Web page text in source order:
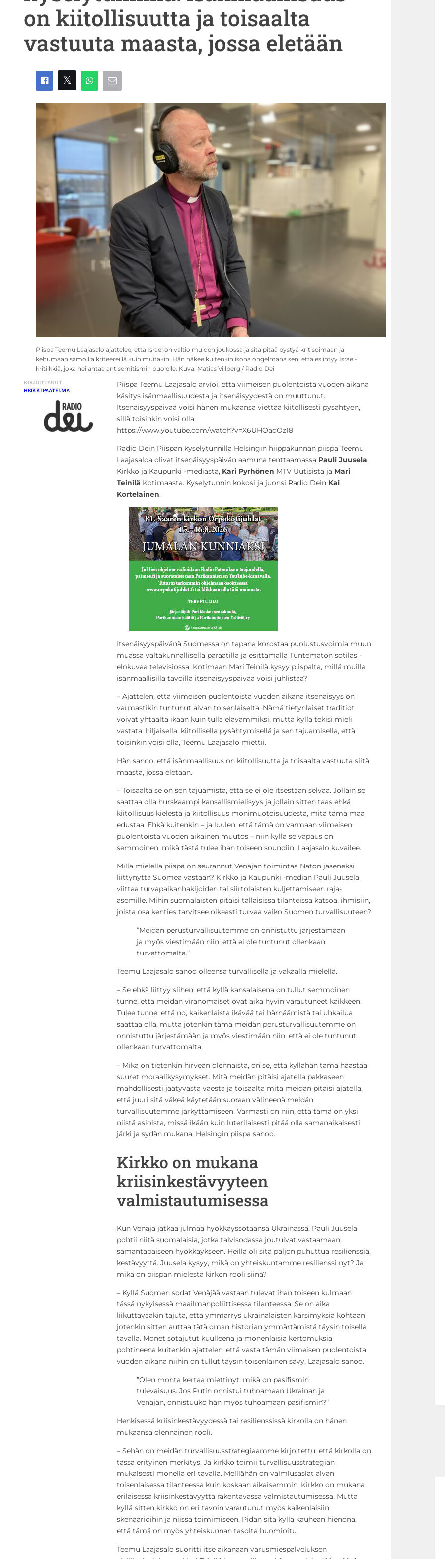
on kiitollisuutta ja toisaalta
vastuuta maasta, jossa eletään
Piispa Teemu Laajasalo ajattelee, että Israel on valtio muiden joukossa ja sitä pitää pystyä kritisoimaan ja
kehumaan samoilla kriteereillä kuin muitakin. Hän näkee kuitenkin isona ongelmana sen, että esiintyy Israel-
kritiikkiä, joka heilahtaa antisemitismin puolelle. Kuva: Matias Villberg / Radio Dei
KIRJOITTANUT
HEIKKI PAATELMA
Piispa Teemu Laajasalo arvioi, että viimeisen puolentoista vuoden aikana
käsitys isänmaallisuudesta ja itsenäisyydestä on muuttunut.
Itsenäisyyspäivää voisi hänen mukaansa viettää kiitollisesti pysähtyen,
sillä toisinkin voisi olla.
https://www.youtube.com/watch?v=X6UHQadOz18
Radio Dein Piispan kyselytunnilla Helsingin hiippakunnan piispa Teemu
Laajasaloa olivat itsenäisyyspäivän aamuna tenttaamassa Pauli Juusela
Kirkko ja Kaupunki -mediasta, Kari Pyrhönen MTV Uutisista ja Mari
Teinilä Kotimaasta. Kyselytunnin kokosi ja juonsi Radio Dein Kai
Kortelainen.
Itsenäisyyspäivänä Suomessa on tapana korostaa puolustusvoimia muun
muassa valtakunnallisella paraatilla ja esittämällä Tuntematon sotilas -
elokuvaa televisiossa. Kotimaan Mari Teinilä kysyy piispalta, millä muilla
isänmaallisilla tavoilla itsenäisyyspäivää voisi juhlistaa?
– Ajattelen, että viimeisen puolentoista vuoden aikana itsenäisyys on
varmastikin tuntunut aivan toisenlaiselta. Nämä tietynlaiset traditiot
voivat yhtäältä ikään kuin tulla elävämmiksi, mutta kyllä tekisi mieli
vastata: hiljaisella, kiitollisella pysähtymisellä ja sen tajuamisella, että
toisinkin voisi olla, Teemu Laajasalo miettii.
Hän sanoo, että isänmaallisuus on kiitollisuutta ja toisaalta vastuuta siitä
maasta, jossa eletään.
– Toisaalta se on sen tajuamista, että se ei ole itsestään selvää. Jollain se
saattaa olla hurskaampi kansallismielisyys ja jollain sitten taas ehkä
kiitollisuus kielestä ja kiitollisuus monimuotoisuudesta, mitä tämä maa
edustaa. Ehkä kuitenkin – ja luulen, että tämä on varmaan viimeisen
puolentoista vuoden aikainen muutos – niin kyllä se vapaus on
semmoinen, mikä tästä tulee ihan toiseen soundiin, Laajasalo kuvailee.
Millä mielellä piispa on seurannut Venäjän toimintaa Naton jäseneksi
liittynyttä Suomea vastaan? Kirkko ja Kaupunki -median Pauli Juusela
viittaa turvapaikanhakijoiden tai siirtolaisten kuljettamiseen raja-
asemille. Mihin suomalaisten pitäisi tällaisissa tilanteissa katsoa, ihmisiin,
joista osa kenties tarvitsee oikeasti turvaa vaiko Suomen turvallisuuteen?
”Meidän perusturvallisuutemme on onnistuttu järjestämään
ja myös viestimään niin, että ei ole tuntunut ollenkaan
turvattomalta.”
Teemu Laajasalo sanoo olleensa turvallisella ja vakaalla mielellä.
– Se ehkä liittyy siihen, että kyllä kansalaisena on tullut semmoinen
tunne, että meidän viranomaiset ovat aika hyvin varautuneet kaikkeen.
Tulee tunne, että no, kaikenlaista ikävää tai härnäämistä tai uhkailua
saattaa olla, mutta jotenkin tämä meidän perusturvallisuutemme on
onnistuttu järjestämään ja myös viestimään niin, että ei ole tuntunut
ollenkaan turvattomalta.
– Mikä on tietenkin hirveän olennaista, on se, että kyllähän tämä haastaa
suuret moraalikysymykset. Mitä meidän pitäisi ajatella pakkaseen
mahdollisesti jäätyvästä väestä ja toisaalta mitä meidän pitäisi ajatella,
että juuri sitä väkeä käytetään suoraan välineenä meidän
turvallisuutemme järkyttämiseen. Varmasti on niin, että tämä on yksi
niistä asioista, missä ikään kuin luterilaisesti pitää olla samanaikaisesti
järki ja sydän mukana, Helsingin piispa sanoo.
Kirkko on mukana
kriisinkestävyyteen
valmistautumisessa
Kun Venäjä jatkaa julmaa hyökkäyssotaansa Ukrainassa, Pauli Juusela
pohtii niitä suomalaisia, jotka talvisodassa joutuivat vastaamaan
samantapaiseen hyökkäykseen. Heillä oli sitä paljon puhuttua resilienssiä,
kestävyyttä. Juusela kysyy, mikä on yhteiskuntamme resilienssi nyt? Ja
mikä on piispan mielestä kirkon rooli siinä?
– Kyllä Suomen sodat Venäjää vastaan tulevat ihan toiseen kulmaan
tässä nykyisessä maailmanpoliittisessa tilanteessa. Se on aika
liikuttavaakin tajuta, että ymmärrys ukrainalaisten kärsimyksiä kohtaan
jotenkin sitten auttaa tätä oman historian ymmärtämistä täysin toisella
tavalla. Monet sotajutut kuulleena ja monenlaisia kertomuksia
pohtineena kuitenkin ajattelen, että vasta tämän viimeisen puolentoista
vuoden aikana niihin on tullut täysin toisenlainen sävy, Laajasalo sanoo.
”Olen monta kertaa miettinyt, mikä on pasifismin
tulevaisuus. Jos Putin onnistui tuhoamaan Ukrainan ja
Venäjän, onnistuuko hän myös tuhoamaan pasifismin?”
Henkisessä kriisinkestävyydessä tai resilienssissä kirkolla on hänen
mukaansa olennainen rooli.
– Sehän on meidän turvallisuusstrategiaamme kirjoitettu, että kirkolla on
tässä erityinen merkitys. Ja kirkko toimii turvallisuusstrategian
mukaisesti monella eri tavalla. Meillähän on valmiusasiat aivan
toisenlaisessa tilanteessa kuin koskaan aikaisemmin. Kirkko on mukana
erilaisessa kriisinkestävyyttä rakentavassa valmistautumisessa. Mutta
kyllä sitten kirkko on eri tavoin varautunut myös kaikenlaisiin
skenaarioihin ja niissä toimimiseen. Pidän sitä kyllä kauhean hienona,
että tämä on myös yhteiskunnan tasolta huomioitu.
Teemu Laajasalo suoritti itse aikanaan varusmiespalveluksen